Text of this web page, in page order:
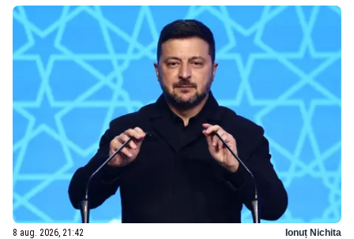
8 aug. 2026, 21:42 Ionuț Nichita